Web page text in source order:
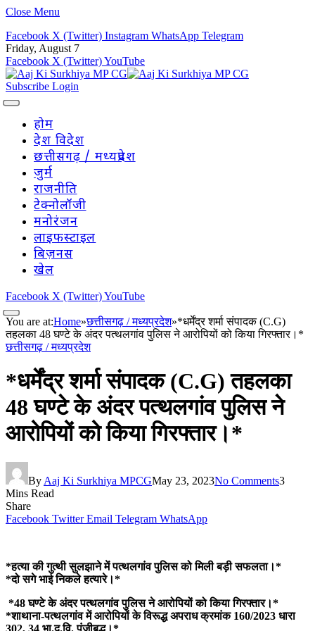
Close Menu
Facebook X (Twitter) Instagram WhatsApp Telegram
Friday, August 7
Facebook X (Twitter)YouTube
Subscribe Login
होम
देश विदेश
छत्तीसगढ़ / मध्यप्रदेश
जुर्म
राजनीति
टेक्नोलॉजी
मनोरंजन
लाइफस्टाइल
बिज़नस
खेल
Facebook X (Twitter)YouTube
You are at:Home»छत्तीसगढ़ / मध्यप्रदेश»*धर्मेंद्र शर्मा संपादक (C.G)
तहलका 48 घण्टे के अंदर पत्थलगांव पुलिस ने आरोपियों को किया गिरफ्तार।*
छत्तीसगढ़ / मध्यप्रदेश
*धर्मेंद्र शर्मा संपादक (C.G) तहलका
48 घण्टे के अंदर पत्थलगांव पुलिस ने
आरोपियों को किया गिरफ्तार।*
By Aaj Ki Surkhiya MPCGMay 23, 2023No Comments3
Mins Read
Share
Facebook Twitter Email Telegram WhatsApp
*हत्या की गुत्थी सुलझाने में पत्थलगांव पुलिस को मिली बड़ी सफलता।*
*दो सगे भाई निकले हत्यारे।*
*48 घण्टे के अंदर पत्थलगांव पुलिस ने आरोपियों को किया गिरफ्तार।*
*शाथाना-पत्थलगांव में आरोपियों के विरूद्ध अपराध क्रमांक 160/2023 धारा
302, 34 भा.द.वि. पंजीबद्ध।*